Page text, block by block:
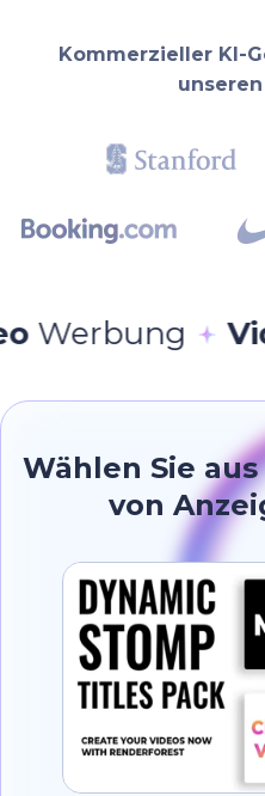
Kommerzieller KI-
Video
Wählen Sie
von